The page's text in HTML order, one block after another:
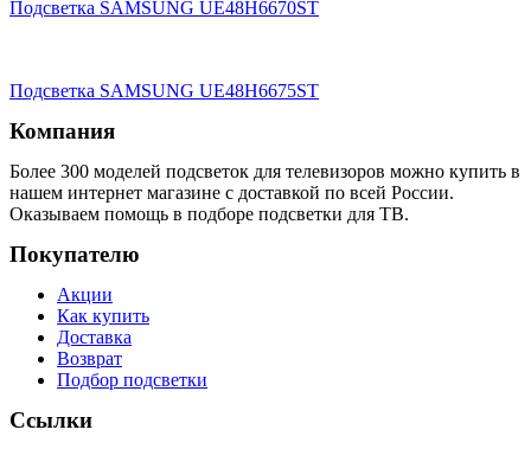
Подсветка SAMSUNG UE48H6670ST
Подсветка SAMSUNG UE48H6675ST
Компания
Более 300 моделей подсветок для телевизоров можно купить в
нашем интернет магазине с доставкой по всей России.
Оказываем помощь в подборе подсветки для ТВ.
Покупателю
Акции
Как купить
Доставка
Возврат
Подбор подсветки
Ссылки